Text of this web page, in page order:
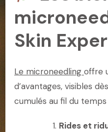
Skin
Le microneedling offre
d’avantages, visibles
cumulés au fil du temps
Rides et